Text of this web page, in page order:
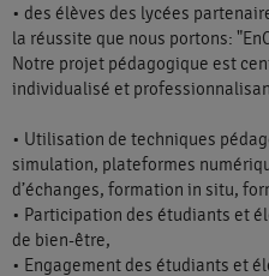
• des élèves des lycées
la réussite que nous portons:
Notre projet pédagogique est
individualisé et
• Utilisation de techniques
simulation, plateformes
d’échanges, formation in situ,
• Participation des étudiants et
de bien-être,
• Engagement des étudiants et